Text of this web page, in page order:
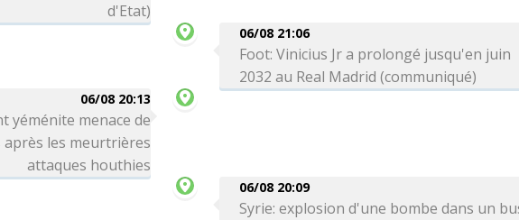
d'Etat)
06/08 21:06
Foot: Vinicius Jr a prolongé jusqu'en juin
2032 au Real Madrid (communiqué)
06/08 20:13
yéménite menace de
après les meurtrières
attaques houthies
06/08 20:09
Syrie: explosion d'une bombe dans un